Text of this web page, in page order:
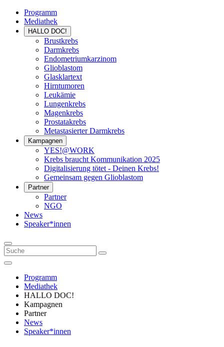
Programm
Mediathek
HALLO DOC!
Brustkrebs
Darmkrebs
Endometriumkarzinom
Glioblastom
Glasklartext
Hirntumoren
Leukämie
Lungenkrebs
Magenkrebs
Prostatakrebs
Metastasierter Darmkrebs
Kampagnen
YES!@WORK
Krebs braucht Kommunikation 2025
Digitalisierung tötet - Deinen Krebs!
Gemeinsam gegen Glioblastom
Partner
Partner
NGO
News
Speaker*innen
Programm
Mediathek
HALLO DOC!
Kampagnen
Partner
News
Speaker*innen